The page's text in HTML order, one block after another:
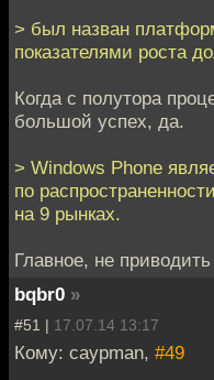
> был назван
показателями роста
Когда с полутора
большой успех, да.
> Windows Phone
по
на 9 рынках.
Главное, не
bqbr0 »
#51 | 17.07.14 13:17
Кому: caypman, #49